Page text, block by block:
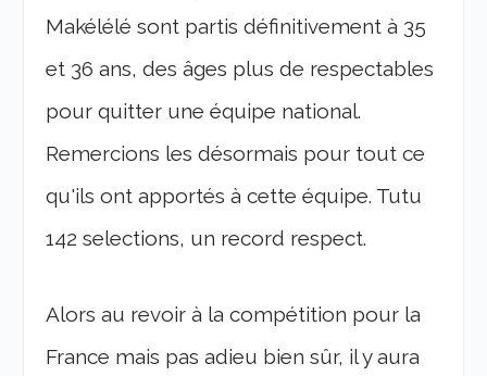
Makélélé sont partis définitivement à 35
et 36 ans, des âges plus de respectables
pour quitter une équipe national.
Remercions les désormais pour tout ce
qu'ils ont apportés à cette équipe. Tutu
142 selections, un record respect.
Alors au revoir à la compétition pour la
France mais pas adieu bien sûr, il y aura